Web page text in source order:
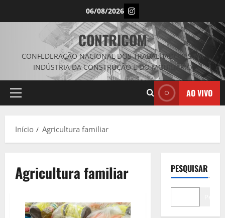
06/08/2026 Instagram
CONTRICOM
CONFEDERAÇÃO NACIONAL DOS TRABALHADORES NA
INDÚSTRIA DA CONSTRUÇÃO E DO MOBILIÁRIO
Menu
AO VIVO
Início Agricultura familiar
Agricultura familiar PESQUISAR